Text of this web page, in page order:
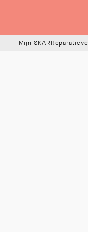
Mijn SKAR